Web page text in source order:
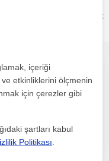
ilginizi çekebilecek
içeriği
etkinliklerini ölçmenin
için çerezler gibi
şartları kabul
Politikası